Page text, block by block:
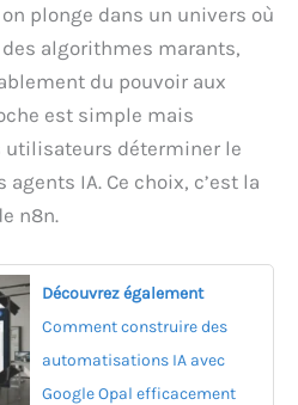
plonge dans un univers où
des algorithmes marants,
du pouvoir aux
est simple mais
utilisateurs déterminer le
IA. Ce choix, c’est la
n8n.
Découvrez également
Comment construire des
automatisations IA avec
Google Opal efficacement